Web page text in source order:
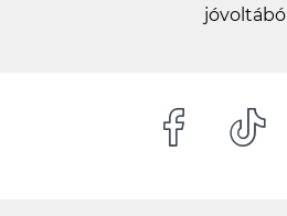
jóvoltából